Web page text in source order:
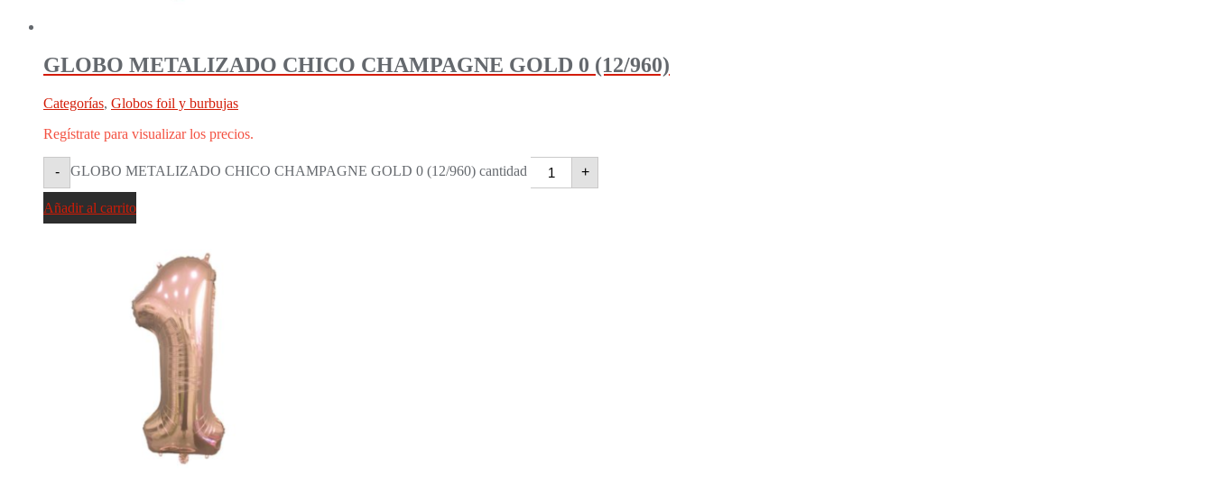
GLOBO METALIZADO CHICO CHAMPAGNE GOLD 0 (12/960)
Categorías, Globos foil y burbujas
Regístrate para visualizar los precios.
- GLOBO METALIZADO CHICO CHAMPAGNE GOLD 0 (12/960) cantidad +
Añadir al carrito